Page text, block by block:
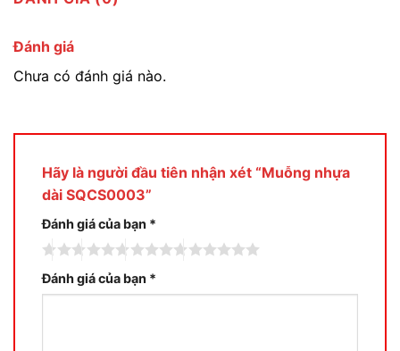
Đánh giá
Chưa có đánh giá nào.
Hãy là người đầu tiên nhận xét “Muỗng nhựa
dài SQCS0003”
Đánh giá của bạn *
Đánh giá của bạn *